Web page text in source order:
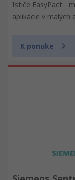
Ističe EasyPact -
aplikácie v malých
K ponuke